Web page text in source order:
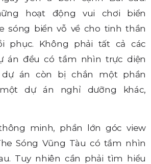
hoạt động vui chơi biển
sóng biển vỗ về cho tinh thần
phục. Không phải tất cả các
án đều có tầm nhìn trực diện
dự án còn bị chắn một phần
dự án nghỉ dưỡng khác,
minh, phần lớn góc view
Sóng Vũng Tàu có tầm nhìn
Tuy nhiên cần phải tìm hiểu